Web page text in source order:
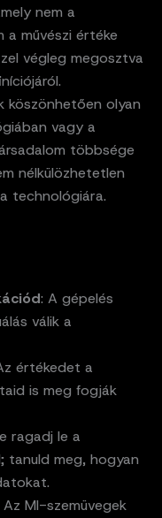
nem a
a művészi értéke
végleg megosztva
köszönhetően olyan
vagy a
többsége
nélkülözhetetlen
technológiára.
: A gépelés
válik a
értékedet a
is meg fogják
ragadj le a
meg, hogyan
Az MI-szemüvegek